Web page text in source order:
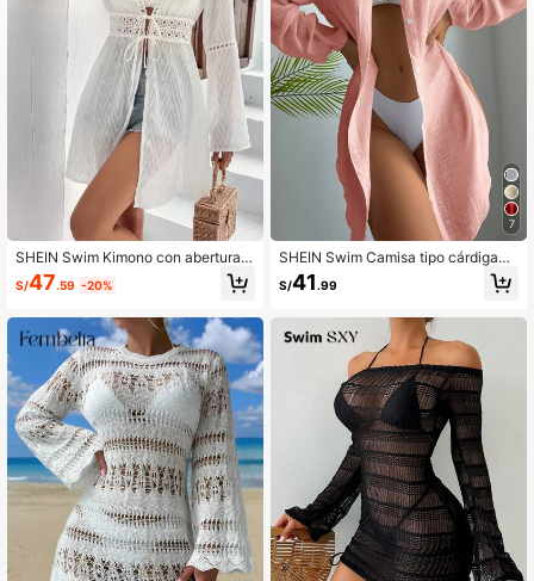
SHEIN Swim Kimono con abertura c
on cordón delantero
S/47.59 -20%
7
SHEIN Swim Camisa tipo cárdigan
de manga larga y abertura en la esp
alda para mujer, de verano
S/41.99